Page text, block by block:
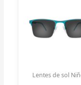
Lentes de sol